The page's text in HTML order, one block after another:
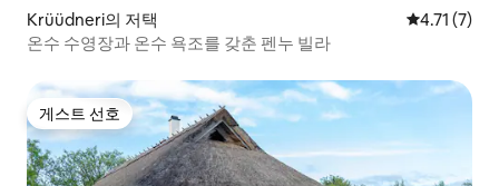
Krüüdneri의 저택 평점 4.71점
4.71 (7)
온수 수영장과 온수 욕조를 갖춘 펜누 빌라
게스트 선호
게스트 선호